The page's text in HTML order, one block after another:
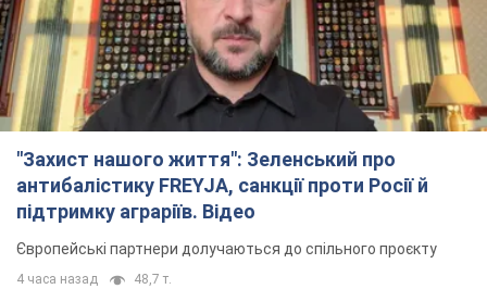
"Захист нашого життя": Зеленський про
антибалістику FREYJA, санкції проти Росії й
підтримку аграріїв. Відео
Європейські партнери долучаються до спільного проєкту
4 часа назад 48,7 т.